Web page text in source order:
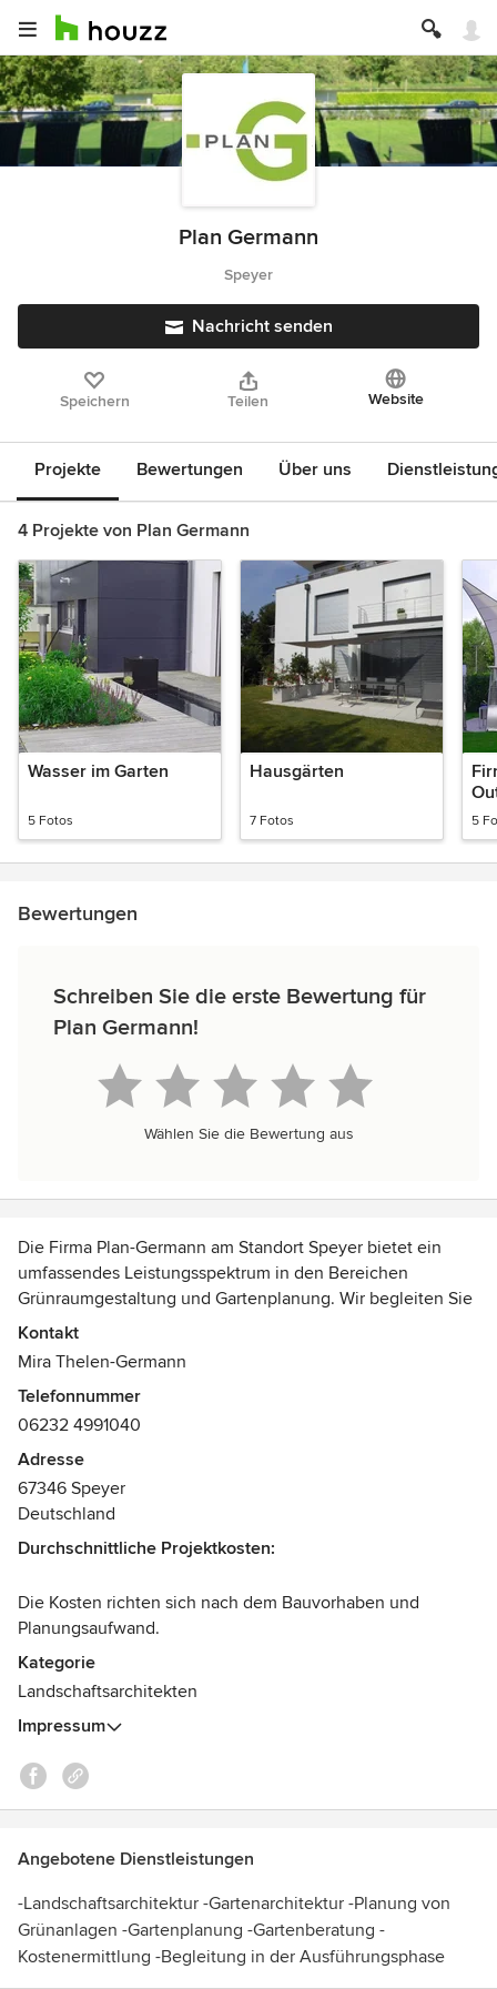
Plan Germann
Speyer
Nachricht senden
Speichern Teilen Website
Projekte Bewertungen Über uns
4 Projekte von Plan Germann
Wasser im Garten
5 Fotos
Hausgärten
7 Fotos 5
Bewertungen
Schreiben Sie die erste Bewertung für
Plan Germann!
Wählen Sie die Bewertung aus
Die Firma Plan-Germann am Standort Speyer bietet ein
umfassendes Leistungsspektrum in den Bereichen
Grünraumgestaltung und Gartenplanung. Wir begleiten Sie
sowohl in der Beratung und Planung als auch in der
Ausführung Ihres Wunschprojekts. Die Umsetzung ihrer
Erarbeitung eines überzeugenden gestalterischen
Leitfadens. So gelingt die Integration des Gartens oder
Grünraums in das Gesamtkonzept. Die Grenzen zwischen
Haus und Garten, Innen- und Außenbereich, werden
verwischt, das Haus um einen weiteren Raum erweitert -
Wohlbefindens.
Kontakt
Mira Thelen-Germann
Telefonnummer
06232 4991040
Adresse
67346 Speyer
Deutschland
Durchschnittliche Projektkosten:
Die Kosten richten sich nach dem Bauvorhaben und
Planungsaufwand.
Kategorie
Landschaftsarchitekten
Impressum
Angebotene Dienstleistungen
-Landschaftsarchitektur -Gartenarchitektur -Planung von
Grünanlagen -Gartenplanung -Gartenberatung -
Kostenermittlung -Begleitung in der Ausführungsphase